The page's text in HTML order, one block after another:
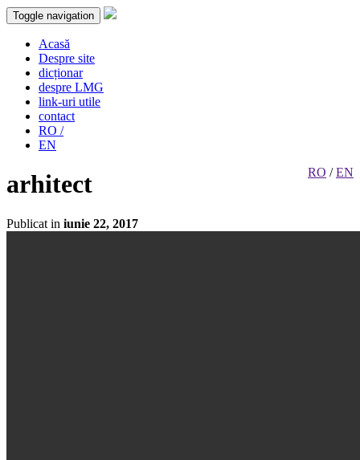
Toggle navigation
Acasă
Despre site
dicționar
despre LMG
link-uri utile
contact
RO /
EN
RO /EN
arhitect
Publicat in iunie 22, 2017